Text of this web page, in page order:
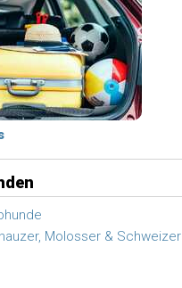
Molosser & Schweizer